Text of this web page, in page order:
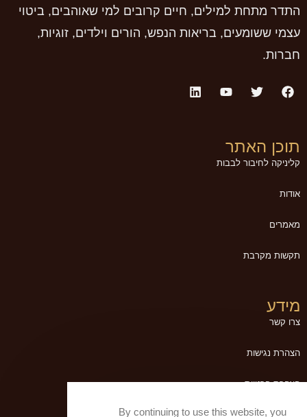
התדר מתחת למילים, חיים קרובים למי שאוהבים, ביטוי
עצמי ששומעים, בריאות הנפש, הורים וילדים, זוגיות,
חברות.
תוכן האתר
קליניקה לחיבור לבבות
אודות
מאמרים
תקשות מקרבת
מידע
צרו קשר
הצהרת נגישות
הצהרת פרטיות
תנאי שימוש
By continuing to use this website, you